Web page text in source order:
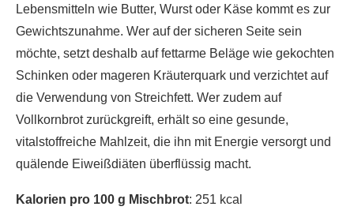
Lebensmitteln wie Butter, Wurst oder Käse kommt es zur
Gewichtszunahme. Wer auf der sicheren Seite sein
möchte, setzt deshalb auf fettarme Beläge wie gekochten
Schinken oder mageren Kräuterquark und verzichtet auf
die Verwendung von Streichfett. Wer zudem auf
Vollkornbrot zurückgreift, erhält so eine gesunde,
vitalstoffreiche Mahlzeit, die ihn mit Energie versorgt und
quälende Eiweißdiäten überflüssig macht.
Kalorien pro 100 g Mischbrot: 251 kcal